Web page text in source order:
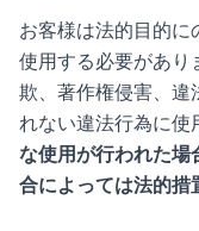
お客様は法的目的に
使用する必要があり
欺、著作権侵害、違
れない違法行為に使
な使用が行われた場
合によっては法的措